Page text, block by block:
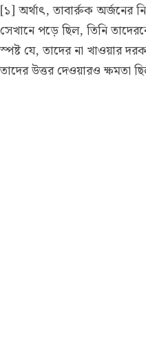
[১] অর্থাৎ, তাবার্রুক অর্জনের
সেখানে পড়ে ছিল, তিনি
স্পষ্ট যে, তাদের না খাওয়ার
তাদের উত্তর দেওয়ারও ক্ষমতা